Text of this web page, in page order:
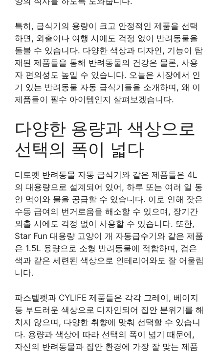
특히, 급식기의 용량이 크고 안정적인 제품을 선택
하면, 외출이나 여행 시에도 걱정 없이 반려동물을
돌볼 수 있습니다. 다양한 색상과 디자인, 기능이 탑
재된 제품들을 통해 반려동물의 건강은 물론, 사용
자 편의성도 높일 수 있습니다. 오늘은 시장에서 인
기 있는 반려동물 자동 급식기들을 소개하며, 왜 이
제품들이 필수 아이템인지 살펴보겠습니다.
다양한 용량과 색상으로
선택의 폭이 넓다
디토펫 반려동물 자동 급식기와 같은 제품들은 4L
의 대용량으로 설계되어 있어, 하루 또는 여러 일 동
안 먹이와 물을 공급할 수 있습니다. 이로 인해 잦은
수동 급여의 번거로움을 해소할 수 있으며, 장기간
외출 시에도 걱정 없이 사용할 수 있습니다. 또한,
Star Fun 대용량 고양이 개 자동급수기와 같은 제품
은 1.5L 용량으로 소형 반려동물에 적합하며, 검은
색과 같은 세련된 색상으로 인테리어와도 잘 어울립
니다.
파스텔펫과 CYLIFE 제품들은 각각 그레이, 베이지
등 부드러운 색상으로 디자인되어 집안 분위기를 해
치지 않으며, 다양한 취향에 맞춰 선택할 수 있습니
다. 용량과 색상에 따라 선택의 폭이 넓기 때문에,
자신의 반려동물과 집안 환경에 가장 잘 맞는 제품